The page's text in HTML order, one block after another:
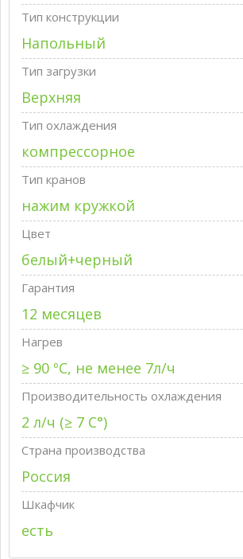
Тип конструкции
Напольный
Тип загрузки
Верхняя
Тип охлаждения
компрессорное
Тип кранов
нажим кружкой
Цвет
белый+черный
Гарантия
12 месяцев
Нагрев
≥ 90 ºС, не менее 7л/ч
Производительность охлаждения
2 л/ч (≥ 7 C°)
Страна производства
Россия
Шкафчик
есть